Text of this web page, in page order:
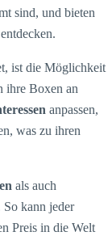
sind, und bieten
ist die Möglichkeit
ihre Boxen an
anpassen,
was zu ihren
als auch
kann jeder
Preis in die Welt